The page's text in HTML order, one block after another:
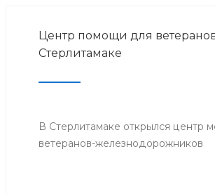
Центр помощи для
Стерлитамаке
В Стерлитамаке открылся
ветеранов-железнодорожников